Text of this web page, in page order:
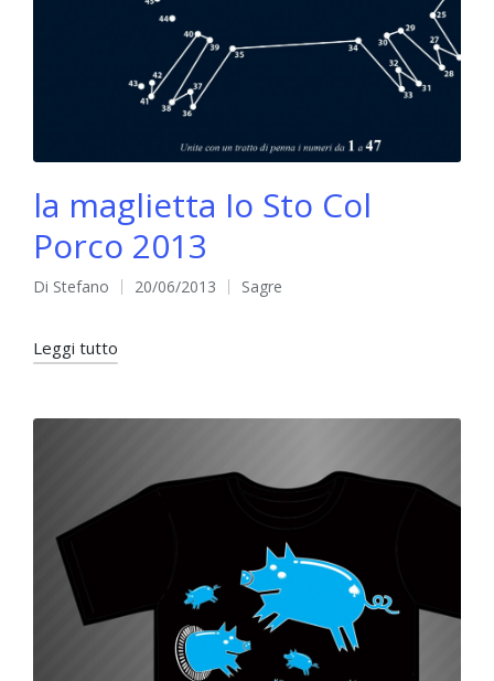
la maglietta Io Sto Col
Porco 2013
Pubblicato
Di Stefano 20/06/2013
Pubblicato
Sagre
Leggi tutto